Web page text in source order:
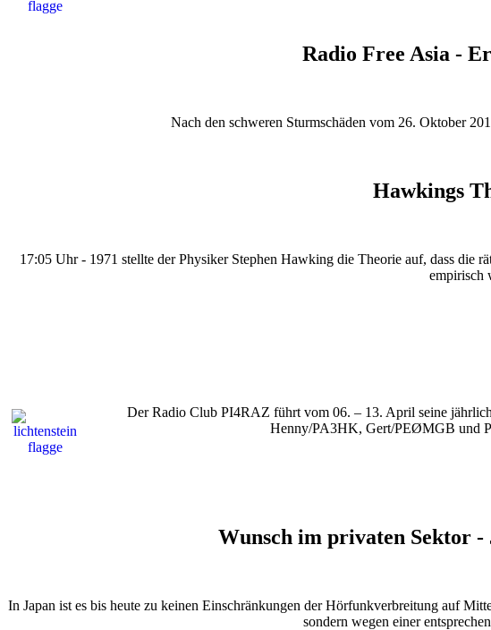
Radio Free Asia -
Nach den schweren Sturmschäden vom 26. Oktober
Hawkings
17:05 Uhr - 1971 stellte der Physiker Stephen Hawking die Theorie auf, dass die
empirisch
Der Radio Club PI4RAZ führt vom 06. – 13. April seine
Henny/PA3HK, Gert/PEØMGB und
Wunsch im privaten Sektor
In Japan ist es bis heute zu keinen Einschränkungen der Hörfunkverbreitung auf
sondern wegen einer